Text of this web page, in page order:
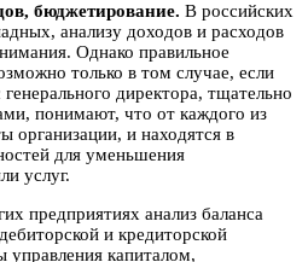
бюджетирование. В российских
анализу доходов и расходов
Однако правильное
только в том случае, если
директора, тщательно
понимают, что от каждого из
организации, и находятся в
для уменьшения
услуг.
предприятиях анализ баланса
и кредиторской
управления капиталом,